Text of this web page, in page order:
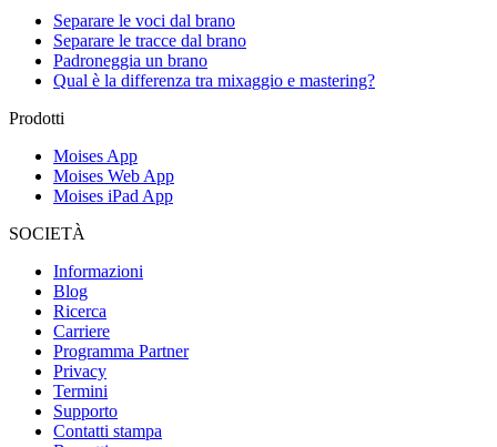
Separare le voci dal brano
Separare le tracce dal brano
Padroneggia un brano
Qual è la differenza tra mixaggio e mastering?
Prodotti
Moises App
Moises Web App
Moises iPad App
SOCIETÀ
Informazioni
Blog
Ricerca
Carriere
Programma Partner
Privacy
Termini
Supporto
Contatti stampa